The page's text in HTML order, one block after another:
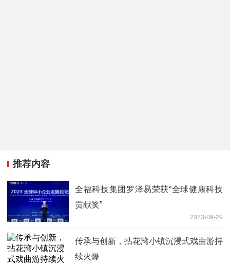
推荐内容
全福科技集团罗泽易荣获“全球健康科技
贡献奖”
2023-09-29
传承与创新，拈花湾小镇沉浸式戏曲游持
续火爆